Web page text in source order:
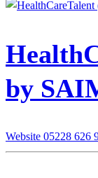
by
Website 05228 626